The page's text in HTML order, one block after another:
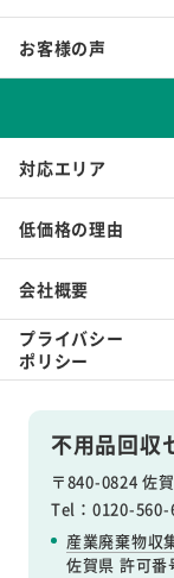
不用品回収
〒840-0824 佐
Tel：0120-560-
産業廃棄物収
佐賀県 許可
お客様の声
対応エリア
低価格の理由
会社概要
プライバシー
ポリシー